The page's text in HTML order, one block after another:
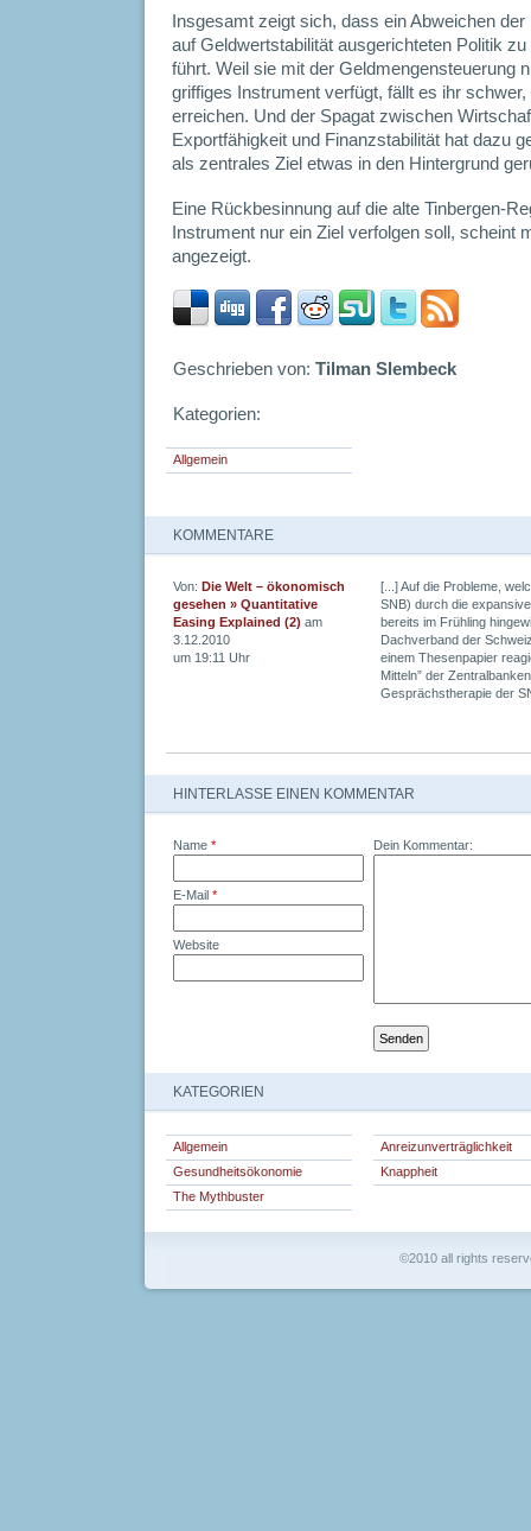
Insgesamt zeigt sich, dass ein Abweichen
auf Geldwertstabilität ausgerichteten Politik
führt. Weil sie mit der Geldmengensteuerung
griffiges Instrument verfügt, fällt es ihr
erreichen. Und der Spagat zwischen
Exportfähigkeit und Finanzstabilität hat dazu
als zentrales Ziel etwas in den Hintergrund
Eine Rückbesinnung auf die alte Tinbergen-
Instrument nur ein Ziel verfolgen soll, scheint
angezeigt.
Geschrieben von: Tilman Slembeck
Kategorien:
Allgemein
KOMMENTARE
[...] Auf die Probleme,
SNB) durch die
bereits im Frühling
Dachverband der
einem Thesenpapier
Mitteln” der
Gesprächstherapie der
Von: Die Welt – ökonomisch
gesehen » Quantitative
Easing Explained (2) am
3.12.2010
um 19:11 Uhr
HINTERLASSE EINEN KOMMENTAR
Name *
E-Mail *
Website
Dein Kommentar:
KATEGORIEN
Allgemein
Anreizunverträglichkeit
Gesundheitsökonomie
Knappheit
The Mythbuster
©2010 all rights